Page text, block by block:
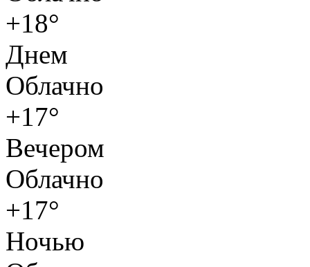
+18°
Днем
Облачно
+17°
Вечером
Облачно
+17°
Ночью